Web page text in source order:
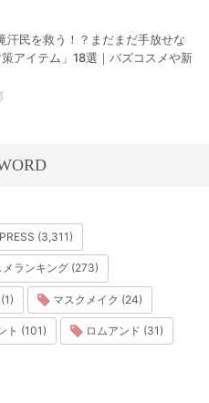
汗民を救う！？まだまだ手放せな
アイテム」18選｜バズコスメや新
(3,311)
ランキング (273)
マスクメイク (24)
ト (101) ロムアンド (31)